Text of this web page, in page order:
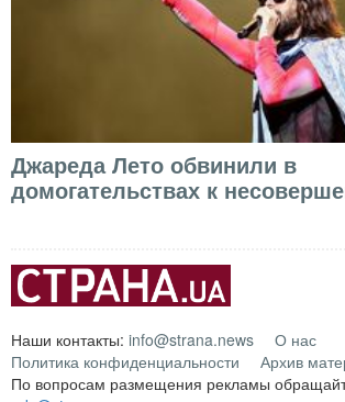
Джареда Лето обвинили в
домогательствах к
Наши контакты: info@strana.news
О нас
Политика конфиденциальности
Архив
По вопросам размещения рекламы